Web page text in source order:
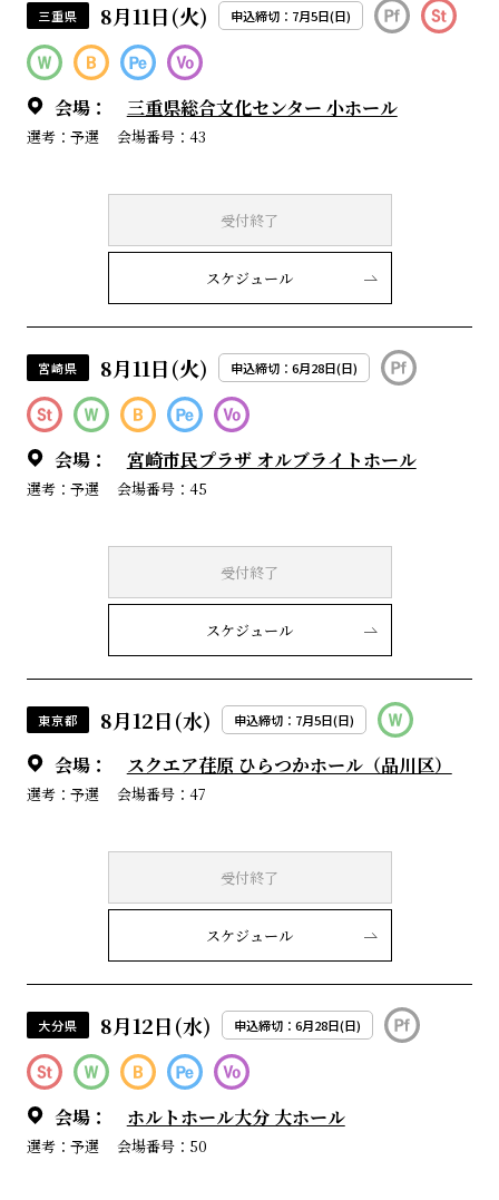
三重県 8月11日(火) 申込締切：7月5日(日)
会場： 三重県総合文化センター 小ホール
選考：予選 会場番号：43
受付終了
スケジュール
宮崎県 8月11日(火) 申込締切：6月28日(日)
会場： 宮崎市民プラザ オルブライトホール
選考：予選 会場番号：45
受付終了
スケジュール
東京都 8月12日(水) 申込締切：7月5日(日)
会場： スクエア荏原 ひらつかホール（品川区）
選考：予選 会場番号：47
受付終了
スケジュール
大分県 8月12日(水) 申込締切：6月28日(日)
会場： ホルトホール大分 大ホール
選考：予選 会場番号：50